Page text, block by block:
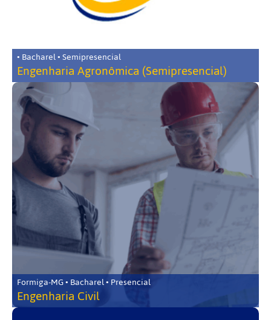
• Bacharel • Semipresencial
Engenharia Agronômica (Semipresencial)
Formiga-MG • Bacharel • Presencial
Engenharia Civil